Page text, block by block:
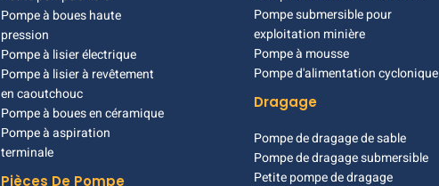
Pompe à boues haute
pression
Pompe à lisier électrique
Pompe à lisier à revêtement
en caoutchouc
Pompe à boues en céramique
Pompe à aspiration
terminale
Pièces De Pompe
Pompe submersible pour
exploitation minière
Pompe à mousse
Pompe d'alimentation cyclonique
Dragage
Pompe de dragage de sable
Pompe de dragage submersible
Petite pompe de dragage